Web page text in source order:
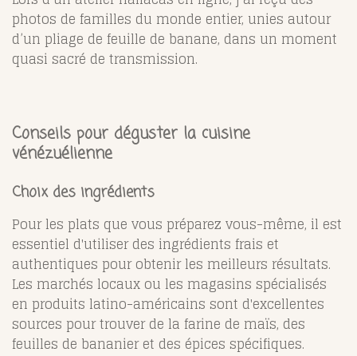
photos de familles du monde entier, unies autour
d’un pliage de feuille de banane, dans un moment
quasi sacré de transmission.
Conseils pour déguster la cuisine
vénézuélienne
Choix des ingrédients
Pour les plats que vous préparez vous-même, il est
essentiel d'utiliser des ingrédients frais et
authentiques pour obtenir les meilleurs résultats.
Les marchés locaux ou les magasins spécialisés
en produits latino-américains sont d'excellentes
sources pour trouver de la farine de maïs, des
feuilles de bananier et des épices spécifiques.